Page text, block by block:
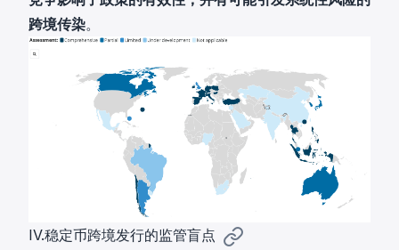
跨境传染。
IV.稳定币跨境发行的监管盲点